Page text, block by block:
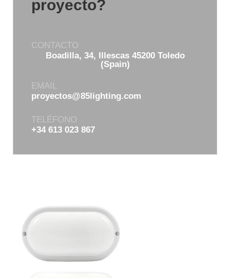
proyecto?
CONTACTO
Boadilla, 34, Illescas 45200 Toledo
(Spain)
EMAIL
proyectos@85lighting.com
TELÉFONO
+34 613 023 867